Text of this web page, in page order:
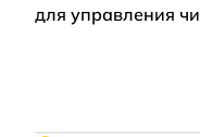
для управления